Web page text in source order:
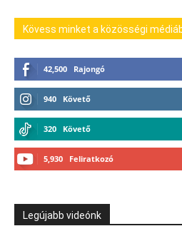
Kövess minket a közösségi
42,500 Rajongó
940 Követő
320 Követő
5,930 Feliratkozó
Legújabb videónk